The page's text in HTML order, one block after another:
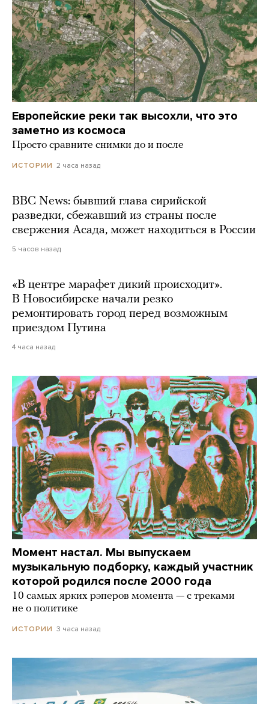
Европейские реки так высохли, что это
заметно из космоса
Просто сравните снимки до и после
ИСТОРИИ 2 часа назад
BBC News: бывший глава сирийской
разведки, сбежавший из страны после
свержения Асада, может находиться в России
5 часов назад
«В центре марафет дикий происходит».
В Новосибирске начали резко
ремонтировать город перед возможным
приездом Путина
4 часа назад
Момент настал. Мы выпускаем
музыкальную подборку, каждый участник
которой родился после 2000 года
10 самых ярких рэперов момента — с треками
не о политике
ИСТОРИИ 3 часа назад